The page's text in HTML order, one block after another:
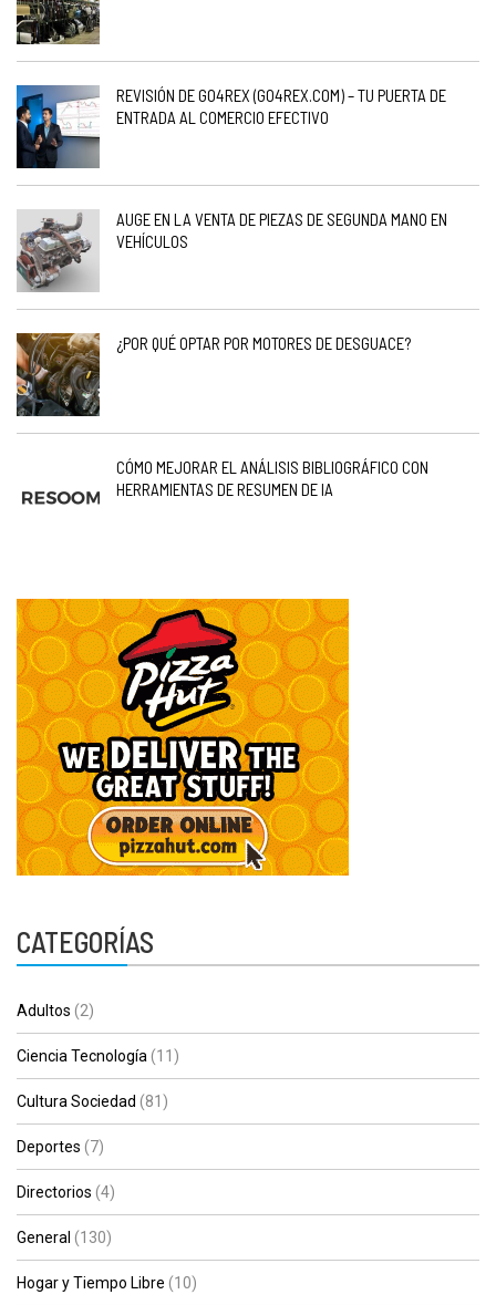
REVISIÓN DE GO4REX (GO4REX.COM) – TU PUERTA DE
ENTRADA AL COMERCIO EFECTIVO
AUGE EN LA VENTA DE PIEZAS DE SEGUNDA MANO EN
VEHÍCULOS
¿POR QUÉ OPTAR POR MOTORES DE DESGUACE?
CÓMO MEJORAR EL ANÁLISIS BIBLIOGRÁFICO CON
HERRAMIENTAS DE RESUMEN DE IA
CATEGORÍAS
Adultos (2)
Ciencia Tecnología(11)
Cultura Sociedad (81)
Deportes (7)
Directorios (4)
General (130)
Hogar y Tiempo Libre (10)